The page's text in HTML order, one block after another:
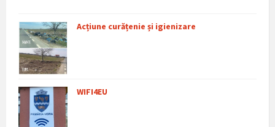
Acțiune curățenie și igienizare
WIFI4EU